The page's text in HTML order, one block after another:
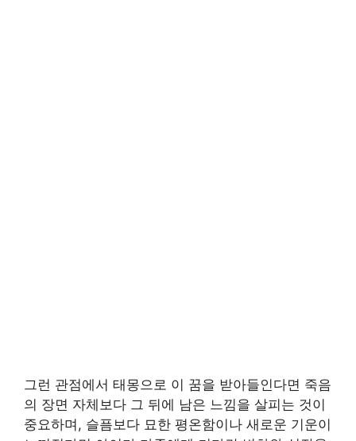
그런 관점에서 태몽으로 이 꿈을 받아들인다면 죽음
의 장면 자체보다 그 뒤에 남은 느낌을 살피는 것이
중요하며, 슬픔보다 묘한 평온함이나 새로운 기운이